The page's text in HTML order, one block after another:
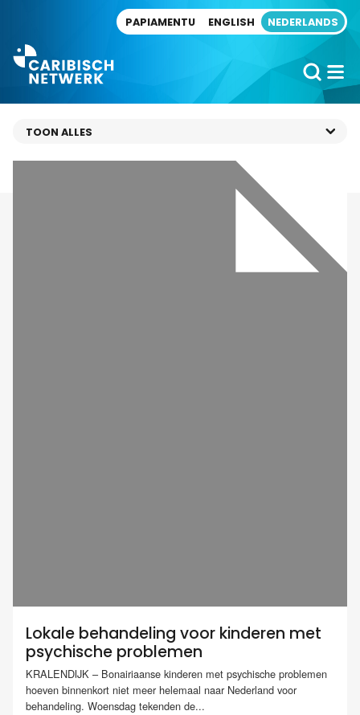
PAPIAMENTU ENGLISH NEDERLANDS
Lokale behandeling voor kinderen met
psychische problemen
KRALENDIJK – Bonairiaanse kinderen met psychische problemen
hoeven binnenkort niet meer helemaal naar Nederland voor
behandeling. Woensdag tekenden de...